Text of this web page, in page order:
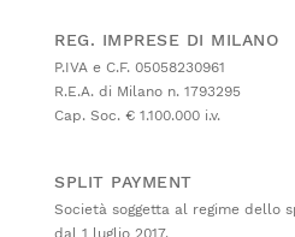
REG. IMPRESE DI MILANO
P.IVA e C.F. 05058230961
R.E.A. di Milano n. 1793295
Cap. Soc. € 1.100.000 i.v.
SPLIT PAYMENT
Società soggetta al regime dello
dal 1 luglio 2017.